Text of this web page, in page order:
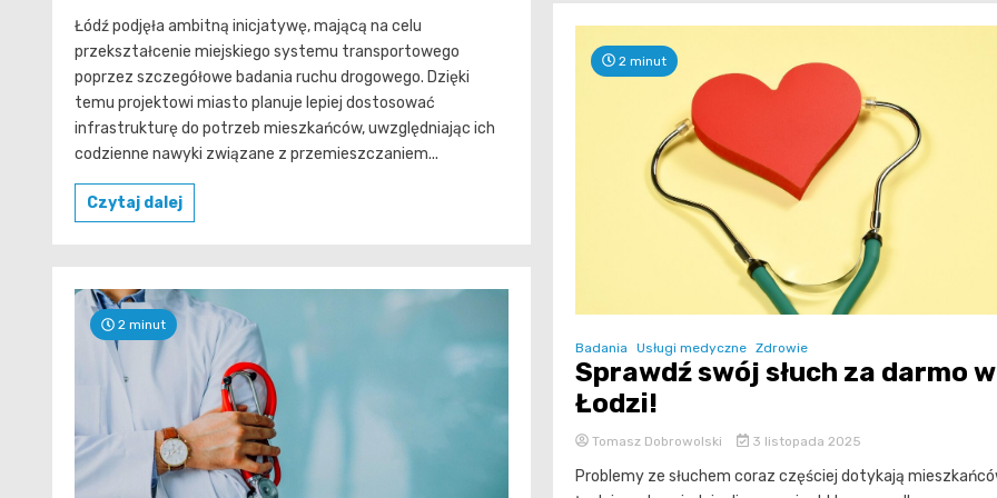
Łódź podjęła ambitną inicjatywę, mającą na celu
przekształcenie miejskiego systemu transportowego
poprzez szczegółowe badania ruchu drogowego. Dzięki
temu projektowi miasto planuje lepiej dostosować
infrastrukturę do potrzeb mieszkańców, uwzględniając ich
codzienne nawyki związane z przemieszczaniem...
Czytaj dalej
2 minut
2 minut
Badania Usługi medyczne Zdrowie
Sprawdź swój słuch za darmo w
Łodzi!
Tomasz Dobrowolski 3 listopada 2025
Problemy ze słuchem coraz częściej dotykają